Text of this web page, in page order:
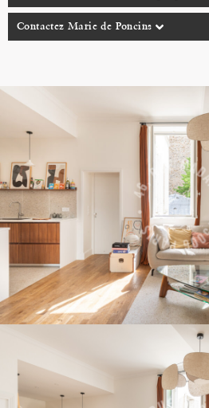
Contactez Marie de Poncins